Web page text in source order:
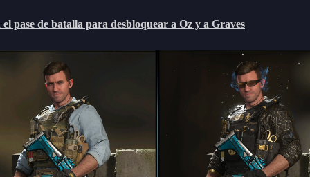
pase de batalla para desbloquear a Oz y a Graves